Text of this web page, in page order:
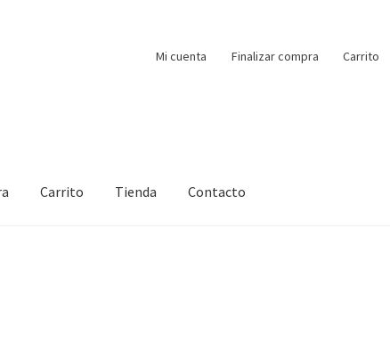
Mi cuenta Finalizar compra Carrito
Carrito Tienda Contacto